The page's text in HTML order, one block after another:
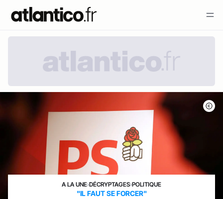
A LA UNE›DÉCRYPTAGES›POLITIQUE
"IL FAUT SE FORCER"